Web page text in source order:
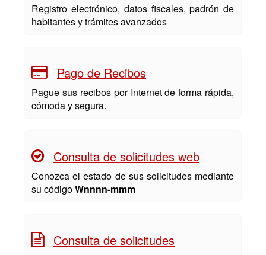
Registro electrónico, datos fiscales, padrón de
habitantes y trámites avanzados
Pago de Recibos
Pague sus recibos por Internet de forma rápida,
cómoda y segura.
Consulta de solicitudes web
Conozca el estado de sus solicitudes mediante
su códigoWnnnn-mmm
Consulta de solicitudes